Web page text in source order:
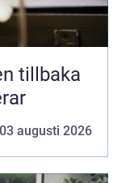
03 augusti 2026